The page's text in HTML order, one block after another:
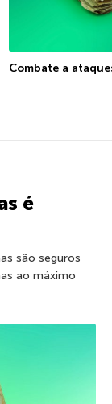
Combate a
é
são seguros
ao máximo